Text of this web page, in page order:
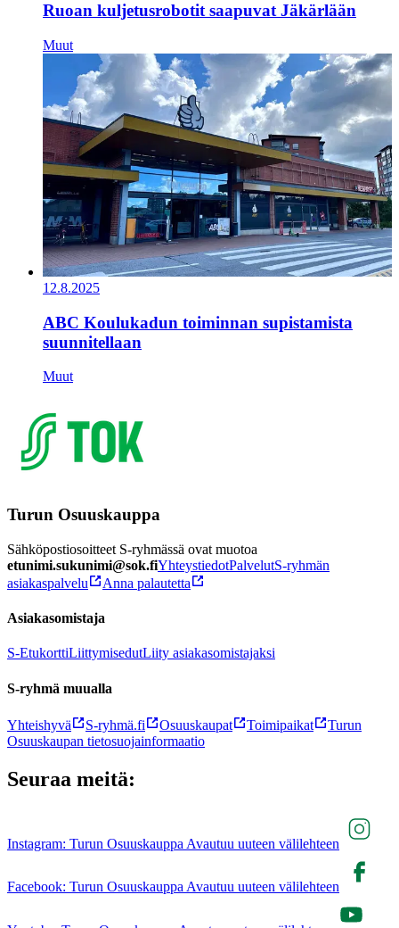
Ruoan kuljetusrobotit saapuvat Jäkärlään
Muut
12.8.2025
ABC Koulukadun toiminnan supistamista
suunnitellaan
Muut
Turun Osuuskauppa
Sähköpostiosoitteet S-ryhmässä ovat muotoa
etunimi.sukunimi@sok.fiYhteystiedotPalvelutS-ryhmän
asiakaspalvelu
Anna palautetta
Asiakasomistaja
S-EtukorttiLiittymisedutLiity asiakasomistajaksi
S-ryhmä muualla
Yhteishyvä S-ryhmä.fi Osuuskaupat Toimipaikat
Turun
Osuuskaupan tietosuojainformaatio
Seuraa meitä:
Instagram: Turun Osuuskauppa Avautuu uuteen välilehteen
Facebook: Turun Osuuskauppa Avautuu uuteen välilehteen